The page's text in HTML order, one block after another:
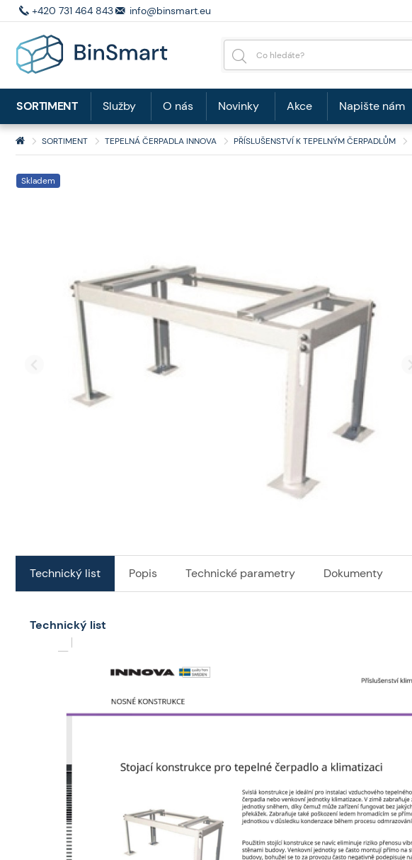
Skladem
Technický list Popis Technické parametry Dokumenty
Technický list
+420 731 464 843 info@binsmart.eu
SORTIMENT TEPELNÁ ČERPADLA INNOVA PŘÍSLUŠENSTVÍ K TEPELNÝM ČERPADLŮM
SORTIMENT Služby O nás Novinky Akce Napište nám